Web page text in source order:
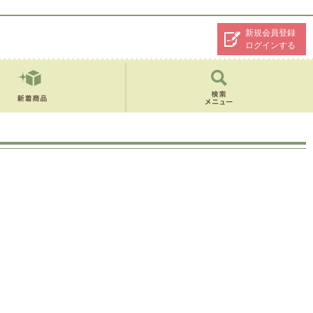
新規会員登録
ログインする